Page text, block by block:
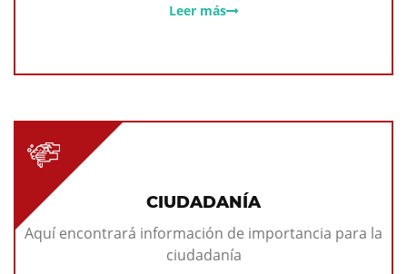
Leer más
CIUDADANÍA
Aquí encontrará información de importancia para la
ciudadanía